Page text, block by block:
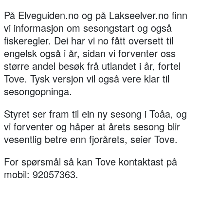
På Elveguiden.no og på Lakseelver.no finn
vi informasjon om sesongstart og også
fiskeregler. Dei har vi no fått oversett til
engelsk også i år, sidan vi forventer oss
større andel besøk frå utlandet i år, fortel
Tove. Tysk versjon vil også vere klar til
sesongopninga.
Styret ser fram til ein ny sesong i Toåa, og
vi forventer og håper at årets sesong blir
vesentlig betre enn fjorårets, seier Tove.
For spørsmål så kan Tove kontaktast på
mobil: 92057363.